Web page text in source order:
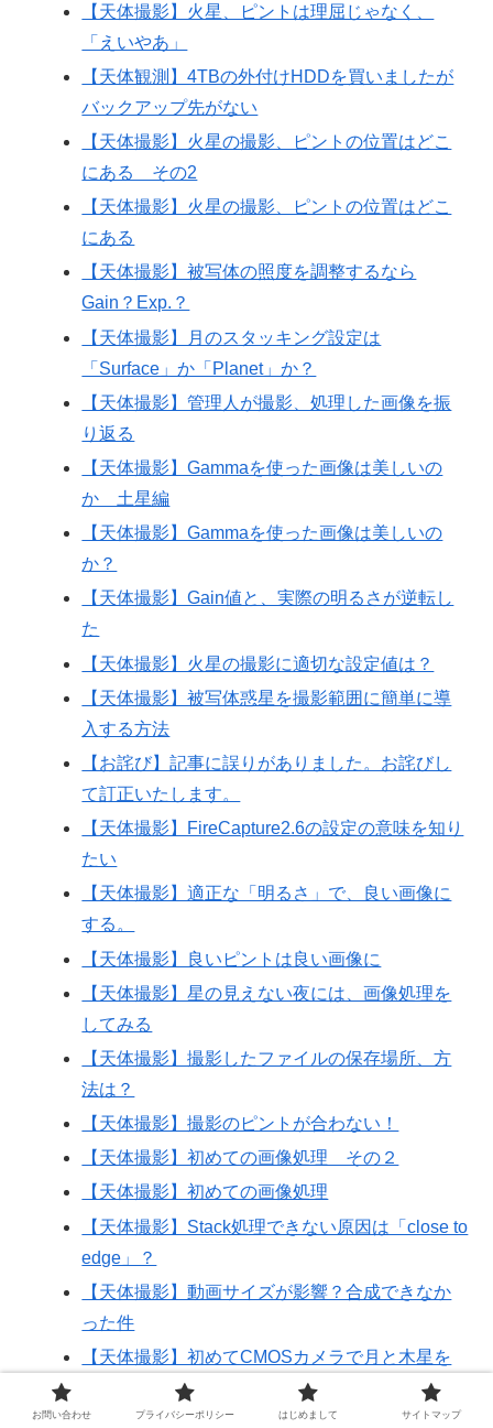
【天体撮影】火星、ピントは理屈じゃなく、
「えいやあ」
【天体観測】4TBの外付けHDDを買いましたが
バックアップ先がない
【天体撮影】火星の撮影、ピントの位置はどこ
にある その2
【天体撮影】火星の撮影、ピントの位置はどこ
にある
【天体撮影】被写体の照度を調整するなら
Gain？Exp.？
【天体撮影】月のスタッキング設定は
「Surface」か「Planet」か？
【天体撮影】管理人が撮影、処理した画像を振
り返る
【天体撮影】Gammaを使った画像は美しいの
か 土星編
【天体撮影】Gammaを使った画像は美しいの
か？
【天体撮影】Gain値と、実際の明るさが逆転し
た
【天体撮影】火星の撮影に適切な設定値は？
【天体撮影】被写体惑星を撮影範囲に簡単に導
入する方法
【お詫び】記事に誤りがありました。お詫びし
て訂正いたします。
【天体撮影】FireCapture2.6の設定の意味を知り
たい
【天体撮影】適正な「明るさ」で、良い画像に
する。
【天体撮影】良いピントは良い画像に
【天体撮影】星の見えない夜には、画像処理を
してみる
【天体撮影】撮影したファイルの保存場所、方
法は？
【天体撮影】撮影のピントが合わない！
【天体撮影】初めての画像処理 その２
【天体撮影】初めての画像処理
【天体撮影】Stack処理できない原因は「close to
edge」？
【天体撮影】動画サイズが影響？合成できなか
った件
【天体撮影】初めてCMOSカメラで月と木星を
撮影しました
【天体撮影】RegiStax 6で、どうしても灰色の画
お問い合わせ プライバシーポリシー はじめまして サイトマップ